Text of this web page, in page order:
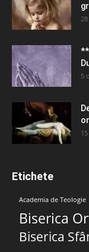
5
Etichete
Academia de Teologie
Biserica
Biserica